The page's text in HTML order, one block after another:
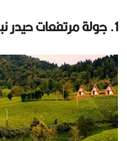
1. جولة مرتفعات حيدر نبي